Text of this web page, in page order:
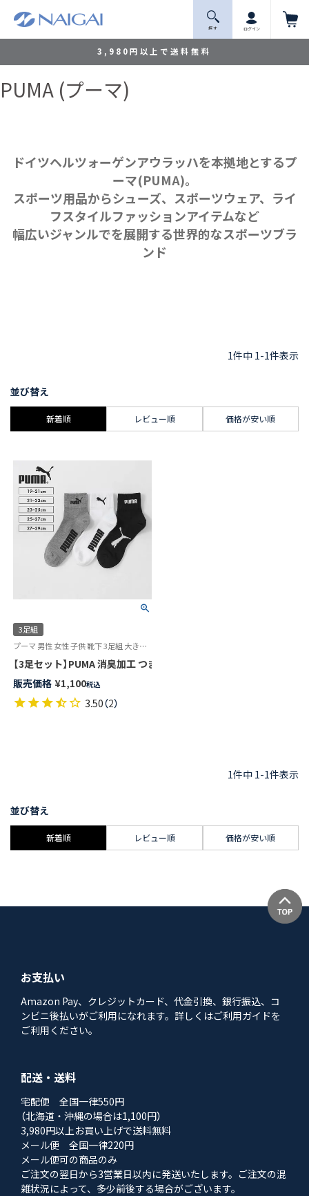
3,980円以上で送料無料
探 す ログイン
PUMA (プーマ)
ドイツヘルツォーゲンアウラッハを本拠地とするプ
ーマ(PUMA)。
スポーツ用品からシューズ、スポーツウェア、ライ
フスタイルファッションアイテムなど
幅広いジャンルでを展開する世界的なスポーツブラ
ンド
並び替え
新着順 レビュー順 価格が安い順
1件中 1-1件表示
3足組
プーマ 男性 女性 子供 靴下 3足組 大きいサイズ 小さいサイズ
【3足セット】PUMA 消臭加工 つま先かかと補強 アーチサポート
販売価格 ¥1,100税込
3.50（2）
並び替え
新着順 レビュー順 価格が安い順
1件中 1-1件表示
お支払い
Amazon Pay、クレジットカード、代金引換、銀行振込、コ
ンビニ後払いがご利用になれます。詳しくはご利用ガイドを
ご利用ください。
配送・送料
宅配便 全国一律550円
（北海道・沖縄の場合は1,100円）
3,980円以上お買い上げで送料無料
メール便 全国一律220円
メール便可の商品のみ
ご注文の翌日から3営業日以内に発送いたします。ご注文の混
雑状況によって、多少前後する場合がございます。